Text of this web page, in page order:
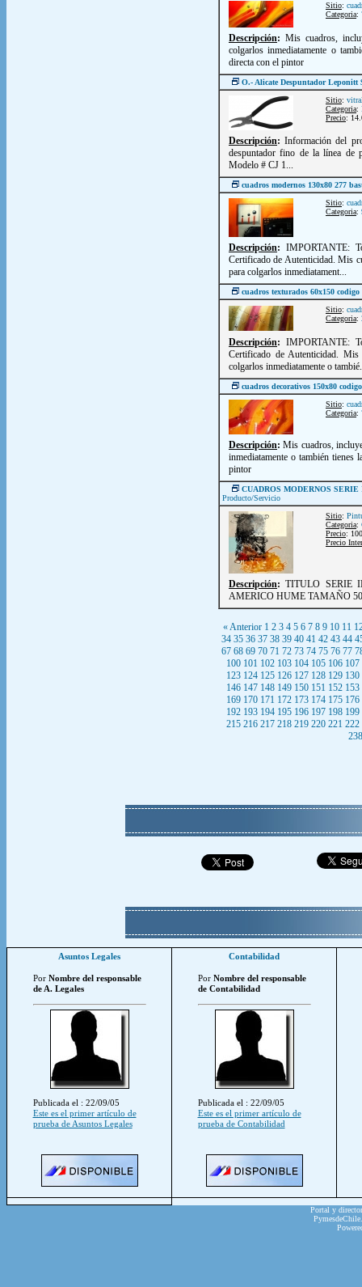
Sitio:
Categoria:
Descripción: Mis cuadros,
colgarlos inmediatamente o
directa con el pintor
O.- Alicate Despuntador Leponitt
Sitio:
Categoria:
Precio:
Descripción: Información del
despuntador fino de la línea de
Modelo # CJ 1...
cuadros modernos 130x80 277
Sitio:
Categoria:
Descripción: IMPORTANTE:
Certificado de Autenticidad. Mis
para colgarlos inmediatament...
cuadros texturados 60x150
Sitio:
Categoria:
Descripción: IMPORTANTE:
Certificado de Autenticidad.
colgarlos inmediatamente o
cuadros decorativos 150x80
Sitio:
Categoria:
Descripción: Mis cuadros,
inmediatamente o también tienes
pintor
CUADROS MODERNOS
Producto/Servicio
Sitio:
Categoria:
Precio:
Precio
Descripción: TITULO SERIE
AMERICO HUME TAMAÑO
« Anterior 1 2 3 4 5 6 7 8 9 10 11
34 35 36 37 38 39 40 41 42 43 44
67 68 69 70 71 72 73 74 75 76 77
100 101 102 103 104 105 106 107
123 124 125 126 127 128 129 130
146 147 148 149 150 151 152 153
169 170 171 172 173 174 175 176
192 193 194 195 196 197 198 199
215 216 217 218 219 220 221 222
238
Asuntos Legales
Por Nombre del responsable
de A. Legales
Publicada el : 22/09/05
Este es el primer artículo de
prueba de Asuntos Legales
Contabilidad
Por Nombre del responsable
de Contabilidad
Publicada el : 22/09/05
Este es el primer artículo de
prueba de Contabilidad
Portal y